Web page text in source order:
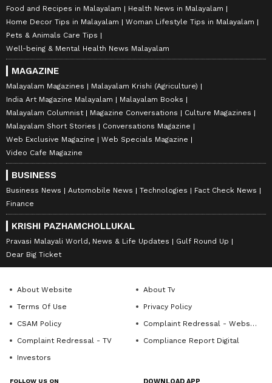
Food and Recipes in Malayalam
Health News in Malayalam
Home Decor Tips in Malayalam
Woman Lifestyle Tips in Malayalam
Pets & Animals Care Tips
Well-being & Mental Health News Malayalam
MAGAZINE
Malayalam Magazines
Malayalam Krishi (Agriculture)
India Art Magazine Malayalam
Malayalam Books
Malayalam Columnist
Magazine Conversations
Culture Magazines
Malayalam Short Stories
Conversations Magazine
Web Exclusive Magazine
Web Specials Magazine
Video Cafe Magazine
BUSINESS
Business News Automobile News Technologies
Fact Check News
Finance
KRISHI PAZHAMCHOLLUKAL
Pravasi Malayali World, News & Life Updates
Gulf Round Up
Dear Big Ticket
About Website
About Tv
Terms Of Use
Privacy Policy
CSAM Policy
Complaint Redressal - Website
Complaint Redressal - TV
Compliance Report Digital
Investors
FOLLOW US ON DOWNLOAD APP